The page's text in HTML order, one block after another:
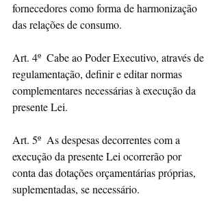
fornecedores como forma de harmonização
das relações de consumo.
Art. 4º  Cabe ao Poder Executivo, através de
regulamentação, definir e editar normas
complementares necessárias à execução da
presente Lei.
Art. 5º  As despesas decorrentes com a
execução da presente Lei ocorrerão por
conta das dotações orçamentárias próprias,
suplementadas, se necessário.